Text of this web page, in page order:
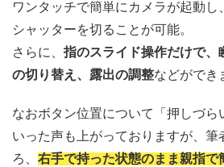
ワンタッチで簡単にカメラが起動し
シャッターを切ることが可能。
さらに、 指のスライド操作だけで、
の切り替え、露出の調整などができ
なおボタン位置について「押しづら
いった声も上がっておりますが、筆
ろ、 右手で持った状態のまま親指で